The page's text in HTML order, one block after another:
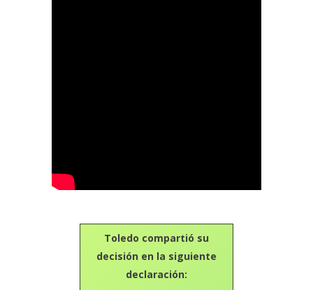
Toledo compartió su
decisión en la siguiente
declaración: